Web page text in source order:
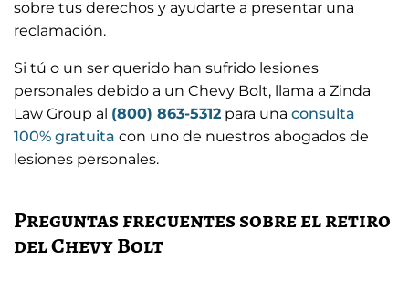
sobre tus derechos y ayudarte a presentar una
reclamación.
Si tú o un ser querido han sufrido lesiones
personales debido a un Chevy Bolt, llama a Zinda
Law Group al (800) 863-5312 para una consulta
100% gratuita con uno de nuestros abogados de
lesiones personales.
Preguntas frecuentes sobre el retiro
del Chevy Bolt